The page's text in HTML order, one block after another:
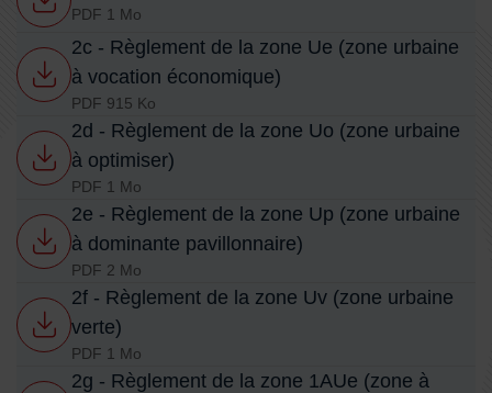
PDF 1 Mo
2c - Règlement de la zone Ue (zone urbaine
à vocation économique)
PDF 915 Ko
2d - Règlement de la zone Uo (zone urbaine
à optimiser)
PDF 1 Mo
2e - Règlement de la zone Up (zone urbaine
à dominante pavillonnaire)
PDF 2 Mo
2f - Règlement de la zone Uv (zone urbaine
verte)
PDF 1 Mo
2g - Règlement de la zone 1AUe (zone à